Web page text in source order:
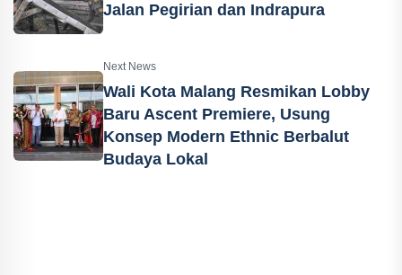
Jalan Pegirian dan Indrapura
Next News
Wali Kota Malang Resmikan Lobby
Baru Ascent Premiere, Usung
Konsep Modern Ethnic Berbalut
Budaya Lokal